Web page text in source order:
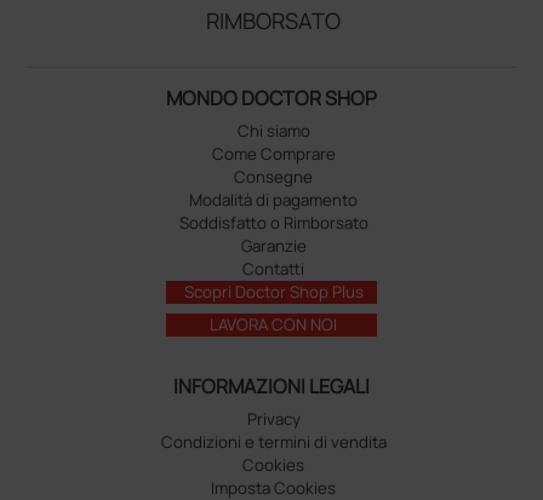
RIMBORSATO
MONDO DOCTOR SHOP
Chi siamo
Come Comprare
Consegne
Modalità di pagamento
Soddisfatto o Rimborsato
Garanzie
Contatti
Scopri Doctor Shop Plus
LAVORA CON NOI
INFORMAZIONI LEGALI
Privacy
Condizioni e termini di vendita
Cookies
Imposta Cookies